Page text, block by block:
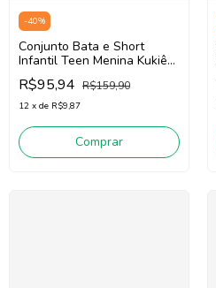
-40%
Conjunto Bata e Short
Infantil Teen Menina Kukiê
87897 (Rosa/Verde Claro)
R$95,94 R$159,90
12 x de R$9,87
Comprar